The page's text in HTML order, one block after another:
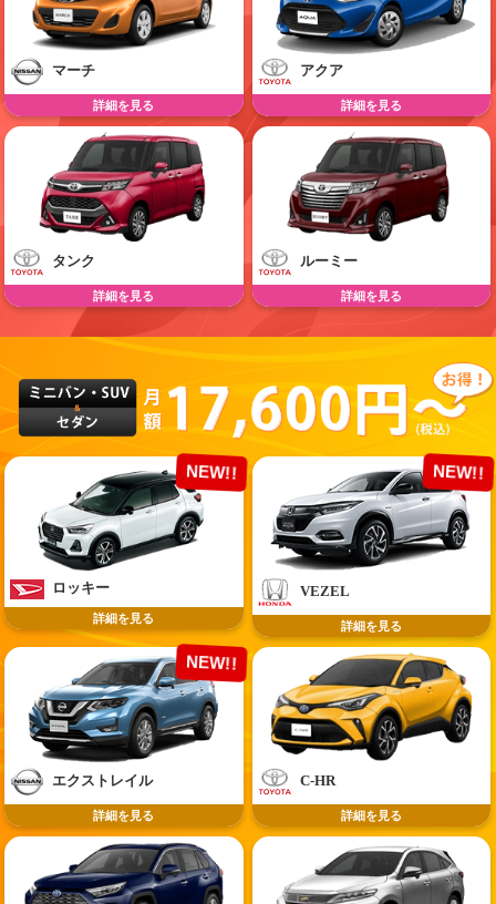
マーチ
詳細を見る
アクア
詳細を見る
タンク
詳細を見る
ルーミー
詳細を見る
ロッキー
NEW!!
詳細を見る
VEZEL
NEW!!
詳細を見る
エクストレイル
NEW!!
詳細を見る
C-HR
詳細を見る